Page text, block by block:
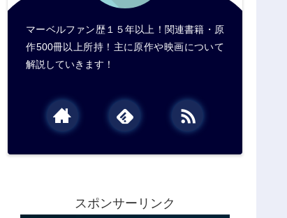
マーベルファン歴１５年以上！関連書籍・原
作500冊以上所持！主に原作や映画について
解説していきます！
スポンサーリンク